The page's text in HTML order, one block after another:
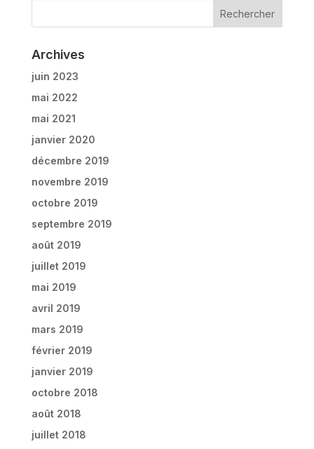
Archives
juin 2023
mai 2022
mai 2021
janvier 2020
décembre 2019
novembre 2019
octobre 2019
septembre 2019
août 2019
juillet 2019
mai 2019
avril 2019
mars 2019
février 2019
janvier 2019
octobre 2018
août 2018
juillet 2018